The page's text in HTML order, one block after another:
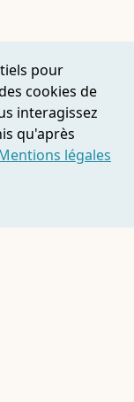
pour
cookies de
interagissez
qu'après
légales